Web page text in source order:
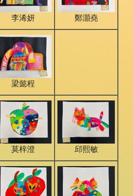
李浠妍 鄭灝堯
梁懿程
莫梓澄 邱熙敏